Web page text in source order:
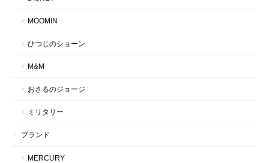
MOOMIN
ひつじのショーン
M&M
おさるのジョージ
ミリタリー
ブランド
MERCURY